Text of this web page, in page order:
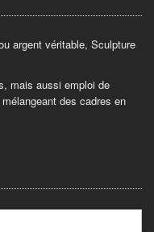
argent véritable, Sculpture
mais aussi emploi de
des cadres en